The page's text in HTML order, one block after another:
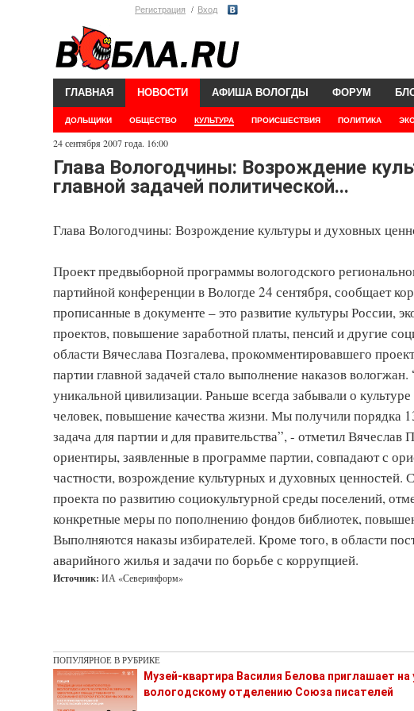
Регистрация Вход
ГЛАВНАЯ НОВОСТИ
ДОЛЬЩИКИ ОБЩЕСТВО КУЛЬТУРА ПРОИСШЕСТВИЯ ПОЛИТИКА
АФИША ВОЛОГДЫ ФОРУМ
24 сентября 2007 года. 16:00
Глава Вологодчины: Возрождение
главной задачей политической...
Глава Вологодчины: Возрождение культуры и духовных
Проект предвыборной программы вологодского
партийной конференции в Вологде 24 сентября, сообщает
прописанные в документе – это развитие культуры России,
проектов, повышение заработной платы, пенсий и другие
области Вячеслава Позгалева, прокомментировавшего
партии главной задачей стало выполнение наказов
уникальной цивилизации. Раньше всегда забывали о
человек, повышение качества жизни. Мы получили порядка
задача для партии и для правительства”, - отметил
ориентиры, заявленные в программе партии, совпадают с
частности, возрождение культурных и духовных ценностей.
проекта по развитию социокультурной среды поселений,
конкретные меры по пополнению фондов библиотек,
Выполняются наказы избирателей. Кроме того, в области
аварийного жилья и задачи по борьбе с коррупцией.
Источник: ИА «Северинформ»
ПОПУЛЯРНОЕ В РУБРИКЕ
Музей-квартира Василия Белова приглашает
вологодскому отделению Союза писателей